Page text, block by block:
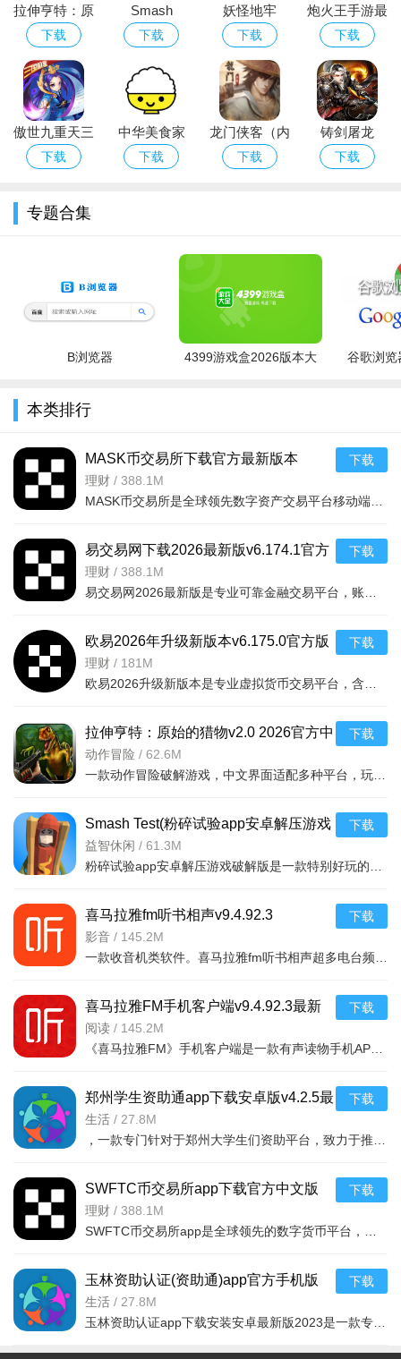
拉伸亨特：原
始的猎物
下载
Smash
Test(粉碎试验
游戏破解版)
下载
妖怪地牢
Yokai
Dungeon
下载
炮火王手游最
新安卓破解版
下载
傲世九重天三
国机蜜福利版
下载
中华美食家
下载
龙门侠客（内
购版）
下载
铸剑屠龙
下载
专题合集
B浏览器
4399游戏盒2026版本大
谷歌浏览
本类排行
MASK币交易所下载官方最新版本
v6.160.0官方版
理财 / 388.1M
下载
易交易网下载2026最新版v6.174.1官方
版
理财 / 388.1M
下载
欧易2026年升级新版本v6.175.0官方版
理财 / 181M
下载
拉伸亨特：原始的猎物v2.0 2026官方中
文版
动作冒险 / 62.6M
下载
Smash Test(粉碎试验app安卓解压游戏
破解版)v1.2
益智休闲 / 61.3M
下载
喜马拉雅fm听书相声v9.4.92.3
影音 / 145.2M
下载
喜马拉雅FM手机客户端v9.4.92.3最新
版
阅读 / 145.2M
下载
郑州学生资助通app下载安卓版v4.2.5最
新版
生活 / 27.8M
下载
SWFTC币交易所app下载官方中文版
v6.166.0最新版
理财 / 388.1M
下载
玉林资助认证(资助通)app官方手机版
v4.2.5安卓版
生活 / 27.8M
下载